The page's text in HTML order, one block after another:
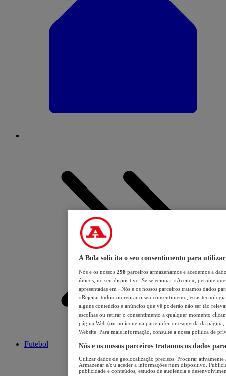
Futebol
A Bola solicita o seu consentimento para utilizar
Nós e os nossos 298 parceiros armazenamos e acedemos a
únicos, no seu dispositivo. Se selecionar «Aceito», permite
apresentadas em «Nós e os nossos parceiros tratamos dados
«Rejeitar tudo» ou retirar o seu consentimento, estas
alguns conteúdos e anúncios que vê poderão não ser tão
escolhas ou retirar o consentimento a qualquer momento
página Web (ou no ícone na parte inferior esquerda da página,
Website. Para mais informação, consulte a nossa política de
Nós e os nossos parceiros tratamos os dados
Utilizar dados de geolocalização precisos. Procurar
Armazenar e/ou aceder a informações num dispositivo.
publicidade e conteúdos, estudos de audiência e